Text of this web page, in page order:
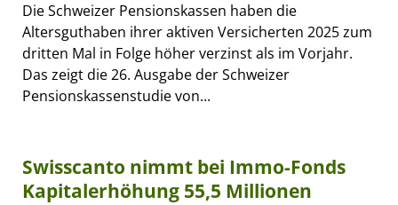
Die Schweizer Pensionskassen haben die
Altersguthaben ihrer aktiven Versicherten 2025 zum
dritten Mal in Folge höher verzinst als im Vorjahr.
Das zeigt die 26. Ausgabe der Schweizer
Pensionskassenstudie von...
Swisscanto nimmt bei Immo-Fonds
Kapitalerhöhung 55,5 Millionen